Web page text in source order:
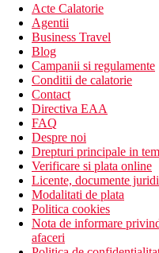
Acte Calatorie
Agentii
Business Travel
Blog
Campanii si regulamente
Conditii de calatorie
Contact
Directiva EAA
FAQ
Despre noi
Drepturi principale in
Verificare si plata online
Licente, documente
Modalitati de plata
Politica cookies
Nota de informare
afaceri